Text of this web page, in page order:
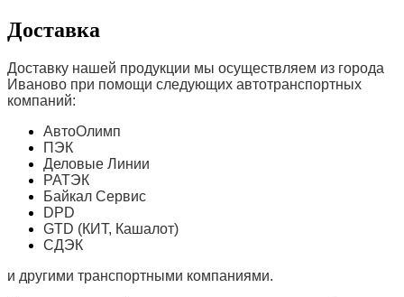
Доставка
Доставку нашей продукции мы осуществляем из города
Иваново при помощи следующих автотранспортных
компаний:
АвтоОлимп
ПЭК
Деловые Линии
РАТЭК
Байкал Сервис
DPD
GTD (КИТ, Кашалот)
СДЭК
и другими транспортными компаниями.